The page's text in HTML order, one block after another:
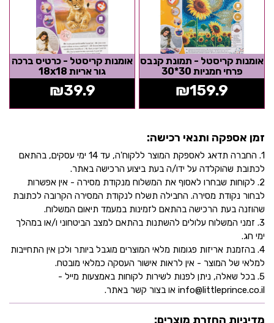
אומנות קריסטל - תמונת קנבס
פרחי חמניות 30*30
₪159.9
אומנות קריסטל - כרטיס ברכה
גור אריות 18x18
₪39.9
זמן אספקה ותנאי רכישה:
1. החברה תדאג לאספקת המוצר ללקוח'ה, עד 14 ימי עסקים, בהתאם
לכתובת שהוקלדה על ידו/ה בעת ביצוע הרכישה באתר.
2. לקוחות שבחרו לאסוף את המשלוח מנקודת מסירה - אין אפשרות
לבחור נקודת מסירה. החבילה תשלח לנקודת המסירה הקרובה לכתובת
שהוזנה בעת הרכישה בהתאם לזמינות במעמד תיאום המשלוח.
3. זמני המשלוח עלולים להשתנות בהתאם למצב הביטחוני ו/או במהלך
ימי חג.
4. בהזמנת אריזות פגומות מלאי המוצרים מוגבל ביותר ולכן אין התחייבות
למלאי של המוצר - אין לראות אישור העסקה כמלאי מובטח.
5. בכל שאלה, ניתן לפנות לשירות לקוחות באמצעות מייל -
info@littleprince.co.il או בצור קשר באתר.
מדיניות החזרת מוצרים: